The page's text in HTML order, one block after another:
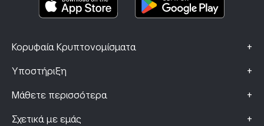
Κορυφαία Κρυπτονομίσματα +
Υποστήριξη +
Μάθετε περισσότερα +
Σχετικά με εμάς +